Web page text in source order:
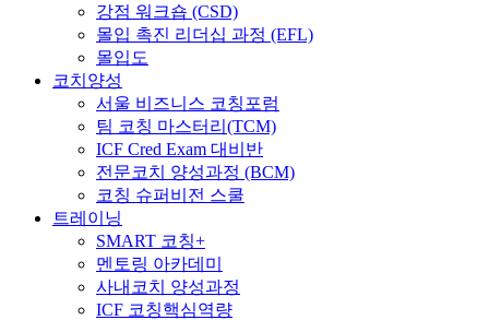
강점 워크숍 (CSD)
몰입 촉진 리더십 과정 (EFL)
몰입도
코치양성
서울 비즈니스 코칭포럼
팀 코칭 마스터리(TCM)
ICF Cred Exam 대비반
전문코치 양성과정 (BCM)
코칭 슈퍼비전 스쿨
트레이닝
SMART 코칭+
멘토링 아카데미
사내코치 양성과정
ICF 코칭핵심역량